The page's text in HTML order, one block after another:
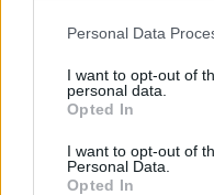
Please note that this
not limited to your visit or
grant or deny consent to
use your data for below
consent section.
Personal Data
I want to opt-out of
personal data.
Opted In
I want to opt-out of
Personal Data.
Opted In